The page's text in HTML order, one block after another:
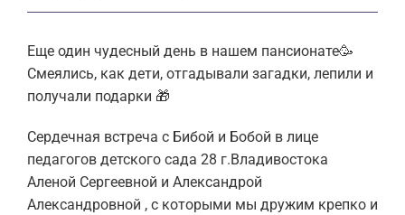
Еще один чудесный день в нашем пансионате🥳
Смеялись, как дети, отгадывали загадки, лепили и
получали подарки 🎁
Сердечная встреча с Бибой и Бобой в лице
педагогов детского сада 28 г.Владивостока
Аленой Сергеевной и Александрой
Александровной , с которыми мы дружим крепко и